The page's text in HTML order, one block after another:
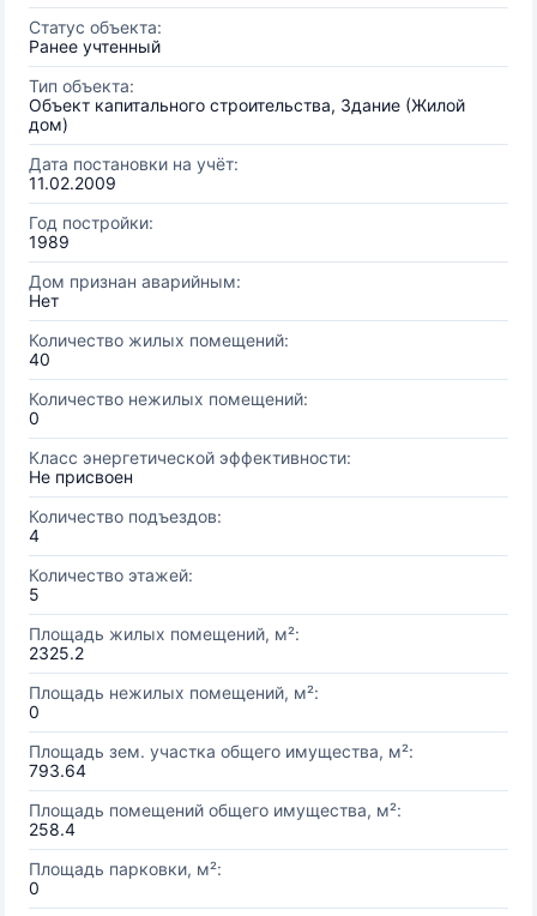
Статус объекта:
Ранее учтенный
Тип объекта:
Объект капитального строительства, Здание (Жилой
дом)
Дата постановки на учёт:
11.02.2009
Год постройки:
1989
Дом признан аварийным:
Нет
Количество жилых помещений:
40
Количество нежилых помещений:
0
Класс энергетической эффективности:
Не присвоен
Количество подъездов:
4
Количество этажей:
5
Площадь жилых помещений, м²:
2325.2
Площадь нежилых помещений, м²:
0
Площадь зем. участка общего имущества, м²:
793.64
Площадь помещений общего имущества, м²:
258.4
Площадь парковки, м²:
0